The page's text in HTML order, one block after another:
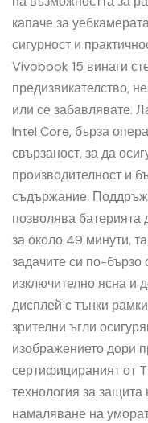
капаче за
сигурност и
Vivobook 15 винаги
предизвикателство,
или се забавлявате.
Intel Core, бърза
свързаност, за да
производителност и
съдържание.
позволява батерията
за около 49 минути,
задачите си по-бързо
изключително ясна и
дисплей с тънки
зрителни ъгли
изображението дори
сертифицираният от
технология за защита
намаляване на